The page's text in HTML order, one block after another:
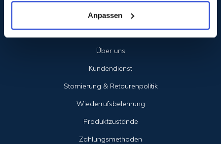
Anpassen
info@bwareshop.de
@bwareshop
Informationen
Über uns
Kundendienst
Stornierung & Retourenpolitik
Wiederrufsbelehrung
Produktzustände
Zahlungsmethoden